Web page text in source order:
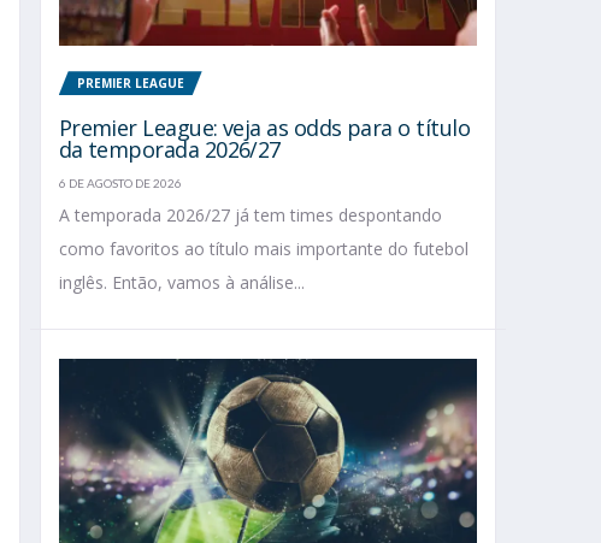
PREMIER LEAGUE
Premier League: veja as odds para o título
da temporada 2026/27
6 DE AGOSTO DE 2026
A temporada 2026/27 já tem times despontando
como favoritos ao título mais importante do futebol
inglês. Então, vamos à análise...